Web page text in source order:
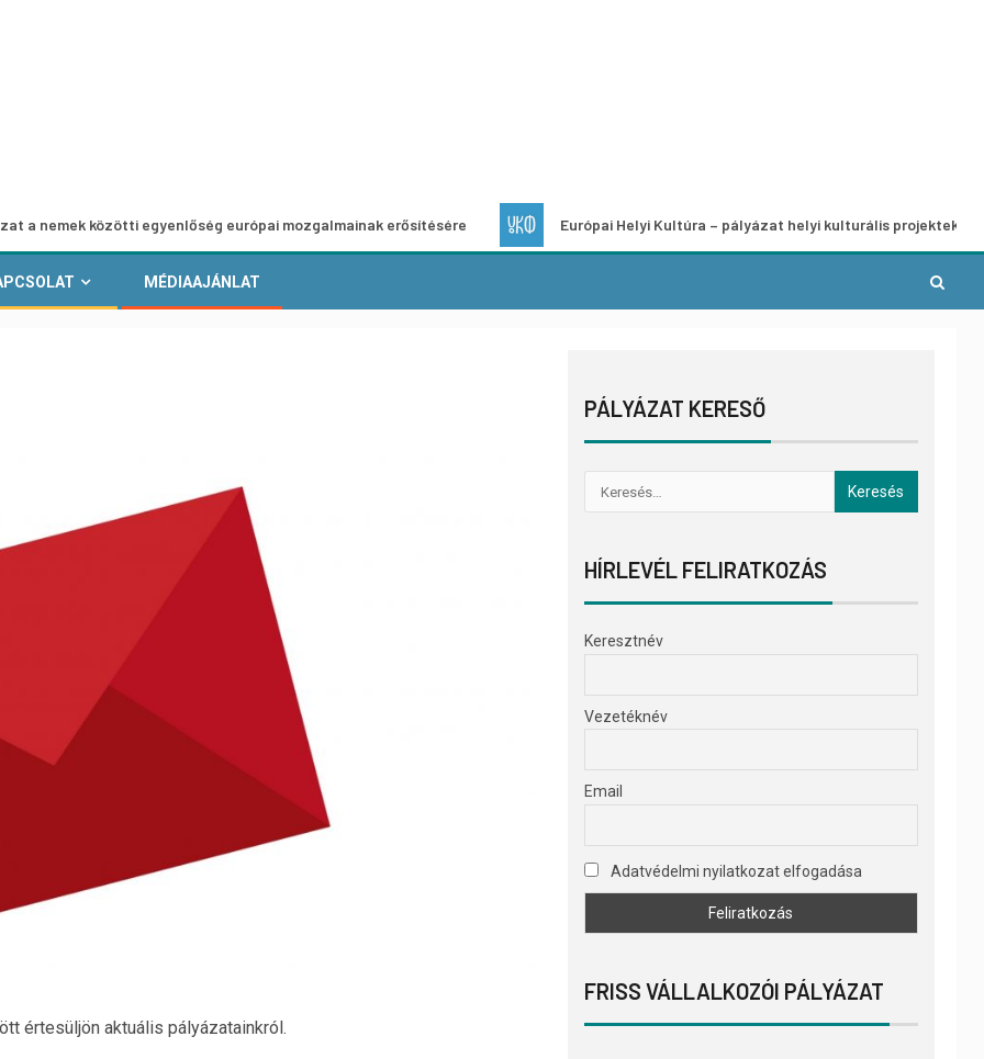
közötti egyenlőség európai mozgalmainak erősítésére Európai Helyi Kultúra – pályázat helyi kulturális projektek fejlesztésére
MÉDIAAJÁNLAT
értesüljön aktuális pályázatainkról.
PÁLYÁZAT KERESŐ
HÍRLEVÉL FELIRATKOZÁS
Keresztnév
Vezetéknév
Email
Adatvédelmi nyilatkozat elfogadása
FRISS VÁLLALKOZÓI PÁLYÁZAT